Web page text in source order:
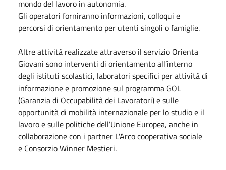
mondo del lavoro in autonomia.
Gli operatori forniranno informazioni, colloqui e
percorsi di orientamento per utenti singoli o famiglie.
Altre attività realizzate attraverso il servizio Orienta
Giovani sono interventi di orientamento all’interno
degli istituti scolastici, laboratori specifici per attività di
informazione e promozione sul programma GOL
(Garanzia di Occupabilità dei Lavoratori) e sulle
opportunità di mobilità internazionale per lo studio e il
lavoro e sulle politiche dell’Unione Europea, anche in
collaborazione con i partner L'Arco cooperativa sociale
e Consorzio Winner Mestieri.